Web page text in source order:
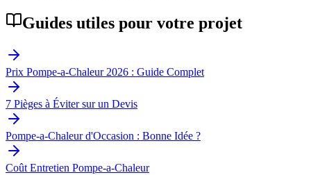
Guides utiles pour votre projet
Prix Pompe-a-Chaleur 2026 : Guide Complet
7 Pièges à Éviter sur un Devis
Pompe-a-Chaleur d'Occasion : Bonne Idée ?
Coût Entretien Pompe-a-Chaleur